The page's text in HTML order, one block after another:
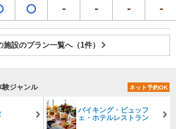
施設のプラン一覧へ（1件）
験ジャンル ネット予約OK
バイキング・ビュッフ
ェ・ホテルレストラン